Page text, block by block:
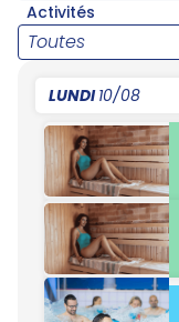
Activités
Toutes
LUNDI10/08